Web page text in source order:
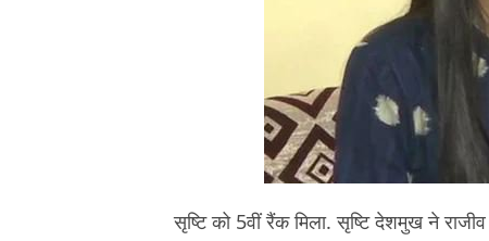
सृष्टि को 5वीं रैंक मिला. सृष्टि देशमुख ने राजीव